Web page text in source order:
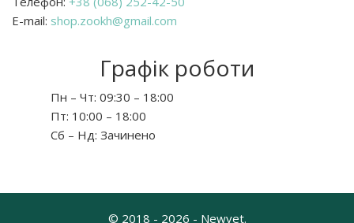
E-mail: shop.zookh@gmail.com
Графік роботи
Пн – Чт: 09:30 – 18:00
Пт: 10:00 – 18:00
Сб – Нд: Зачинено
© 2018 - 2026 - Newvet.